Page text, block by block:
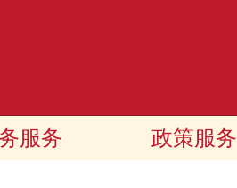
服务 政策服务